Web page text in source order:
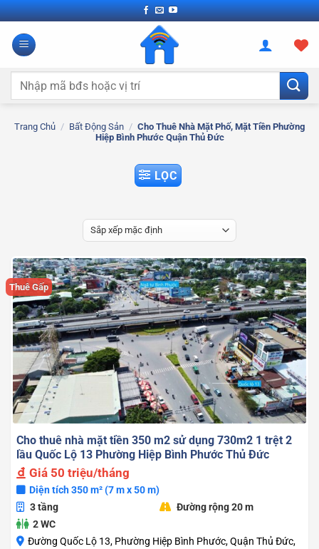
Bỏ
qua
nội
Tìm
Trang Chủ / Bất Động Sản / Cho Thuê Nhà Mặt Phố, Mặt Tiền Phường
Hiệp Bình Phước Quận Thủ Đức
LỌC
Thuê Gấp
Cho thuê nhà mặt tiền 350 m2 sử dụng 730m2 1 trệt 2
lầu Quốc Lộ 13 Phường Hiệp Bình Phước Thủ Đức
Giá 50 triệu/tháng
Diện tích 350 m² (7 m x 50 m)
3 tầng
Đường rộng 20 m
2 WC
Đường Quốc Lộ 13, Phường Hiệp Bình Phước, Quận Thủ Đức,